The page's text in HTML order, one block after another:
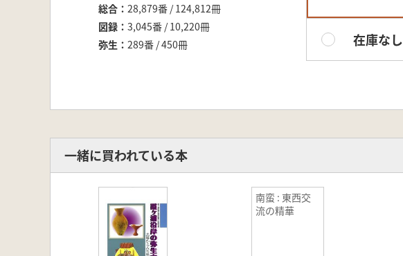
総合
28,879番 / 124,812冊
図録
3,045番 / 10,220冊
弥生
289番 / 450冊 在庫なし
一緒に買われている本
南蛮 : 東西交
流の精華